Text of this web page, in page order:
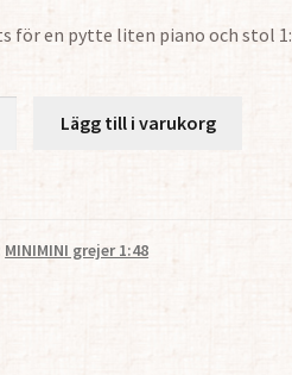
för en pytte liten piano och stol
Lägg till i varukorg
MINIMINI grejer 1:48